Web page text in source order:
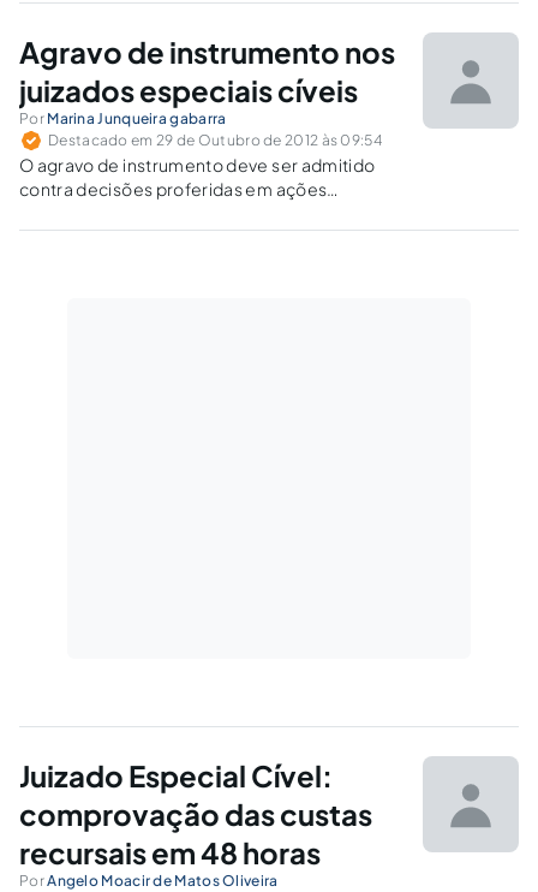
todos os problemas que o mecanismo vem
Agravo de instrumento nos
juizados especiais cíveis
Por Marina Junqueira gabarra
Destacado em 29 de Outubro de 2012 às 09:54
O agravo de instrumento deve ser admitido
contra decisões proferidas em ações
que haja risco de dano irreparável ou de difícil
Juizado Especial Cível:
comprovação das custas
recursais em 48 horas
PorAngelo Moacir de Matos Oliveira